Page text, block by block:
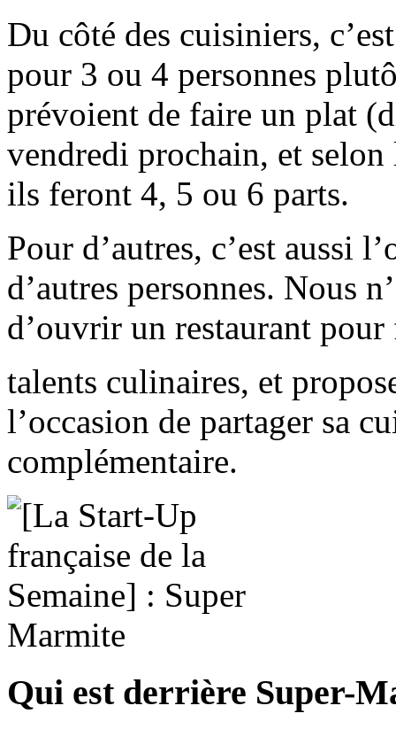
Du côté des cuisiniers,
pour 3 ou 4 personnes
prévoient de faire un plat
vendredi prochain, et selon
ils feront 4, 5 ou 6 parts.
Pour d’autres, c’est aussi
d’autres personnes. Nous
d’ouvrir un restaurant
talents culinaires, et
l’occasion de partager sa
complémentaire.
Qui est derrière Super-